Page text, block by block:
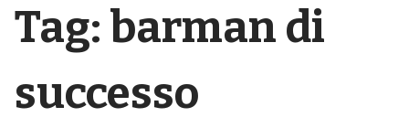
Tag: barman di
successo